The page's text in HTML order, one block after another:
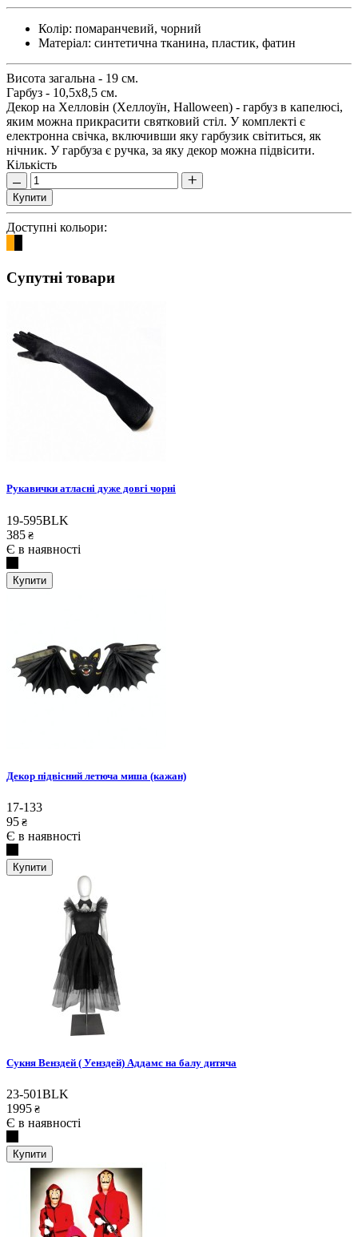
Колір: помаранчевий, чорний
Матеріал: синтетична тканина, пластик, фатин
Висота загальна - 19 см.
Гарбуз - 10,5х8,5 см.
Декор на Хелловін (Хеллоуїн, Halloween) - гарбуз в капелюсі,
яким можна прикрасити святковий стіл. У комплекті є
електронна свічка, включивши яку гарбузик світиться, як
нічник. У гарбуза є ручка, за яку декор можна підвісити.
Кількість
Купити
Доступні кольори:
Супутні товари
Рукавички атласні дуже довгі чорні
19-595BLK
385 ₴
Є в наявності
Купити
Декор підвісний летюча миша (кажан)
17-133
95 ₴
Є в наявності
Купити
Сукня Венздей ( Уенздей) Аддамс на балу дитяча
23-501BLK
1995 ₴
Є в наявності
Купити